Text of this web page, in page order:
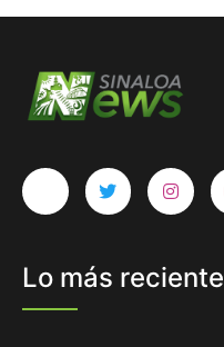
Lo más reciente